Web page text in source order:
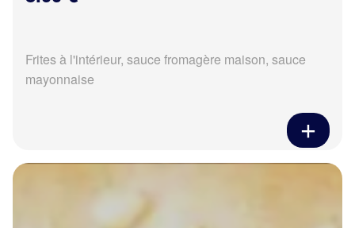
Frites à l'intérieur, sauce fromagère maison, sauce
mayonnaise